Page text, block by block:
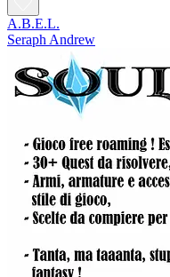
A.B.E.L.
Seraph Andrew